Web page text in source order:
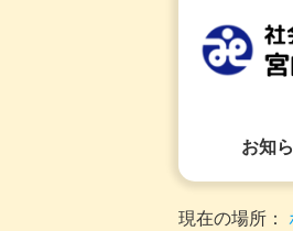
お知
現在の場所：